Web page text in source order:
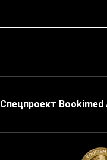
Спецпроект Bookimed